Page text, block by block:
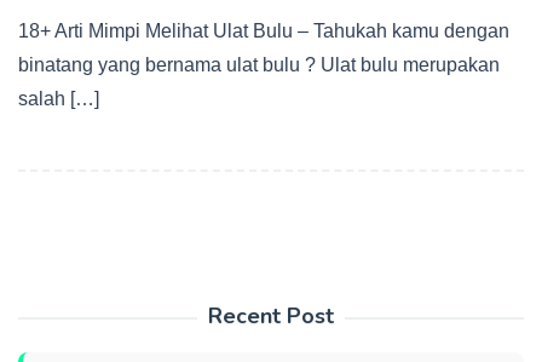
18+ Arti Mimpi Melihat Ulat Bulu – Tahukah kamu dengan
binatang yang bernama ulat bulu ? Ulat bulu merupakan
salah […]
Recent Post